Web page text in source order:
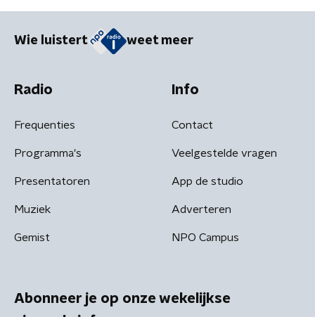
Wie luistert weet meer
Radio
Frequenties
Programma's
Presentatoren
Muziek
Gemist
Info
Contact
Veelgestelde vragen
App de studio
Adverteren
NPO Campus
Abonneer je op onze wekelijkse